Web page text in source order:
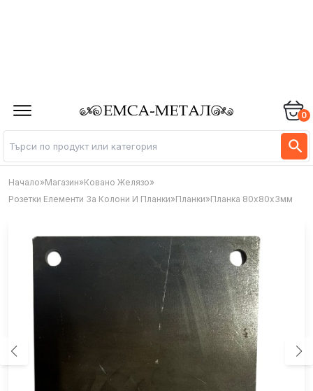
0
Начало»Магазин»Ковано Желязо»
Розетки Елементи За Колони И Планки»Планки»Планка 80х80х3мм